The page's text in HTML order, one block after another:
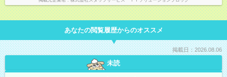
あなたの閲覧履歴からのオススメ
掲載日：2026.08.06
未読